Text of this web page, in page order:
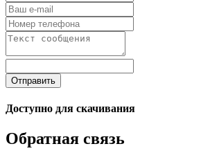
Отправить
Доступно для скачивания
Обратная связь